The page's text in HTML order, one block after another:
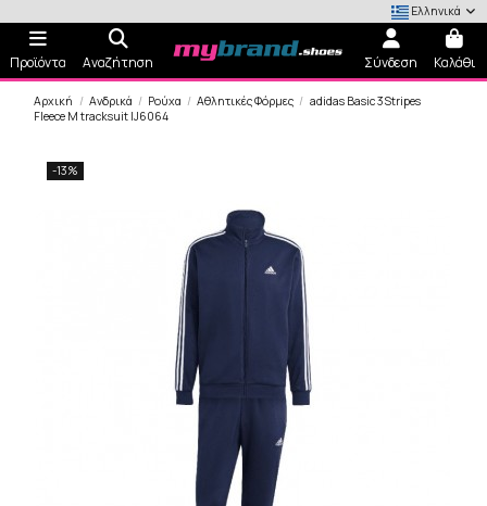
Ελληνικά
Προϊόντα Αναζήτηση Σύνδεση Καλάθι
Αρχική Ανδρικά Ρούχα Αθλητικές Φόρμες
adidas Basic 3Stripes
Fleece M tracksuit IJ6064
-13%